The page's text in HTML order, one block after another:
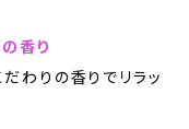
香り
わりの香りでリラッ